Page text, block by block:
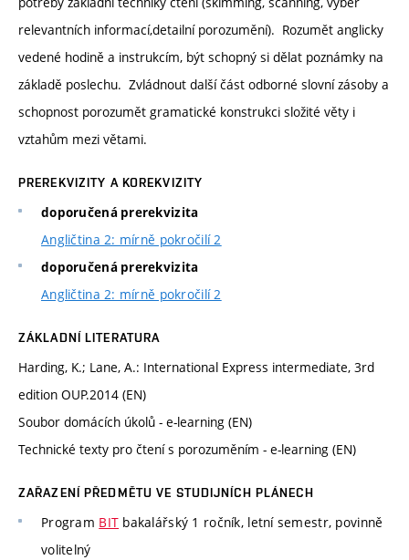
relevantních informací,detailní porozumění). Rozumět anglicky
vedené hodině a instrukcím, být schopný si dělat poznámky na
základě poslechu. Zvládnout další část odborné slovní zásoby a
schopnost porozumět gramatické konstrukci složité věty i
vztahům mezi větami.
PREREKVIZITY A KOREKVIZITY
doporučená prerekvizita
Angličtina 2: mírně pokročilí 2
doporučená prerekvizita
Angličtina 2: mírně pokročilí 2
ZÁKLADNÍ LITERATURA
Harding, K.; Lane, A.: International Express intermediate, 3rd
edition OUP.2014 (EN)
Soubor domácích úkolů - e-learning (EN)
Technické texty pro čtení s porozuměním - e-learning (EN)
ZAŘAZENÍ PŘEDMĚTU VE STUDIJNÍCH PLÁNECH
Program BIT bakalářský 1 ročník, letní semestr, povinně
volitelný